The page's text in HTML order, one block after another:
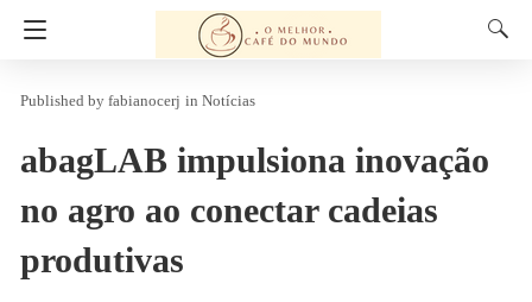
fabianocerj in Notícias
abagLAB impulsiona inovação
no agro ao conectar cadeias
produtivas